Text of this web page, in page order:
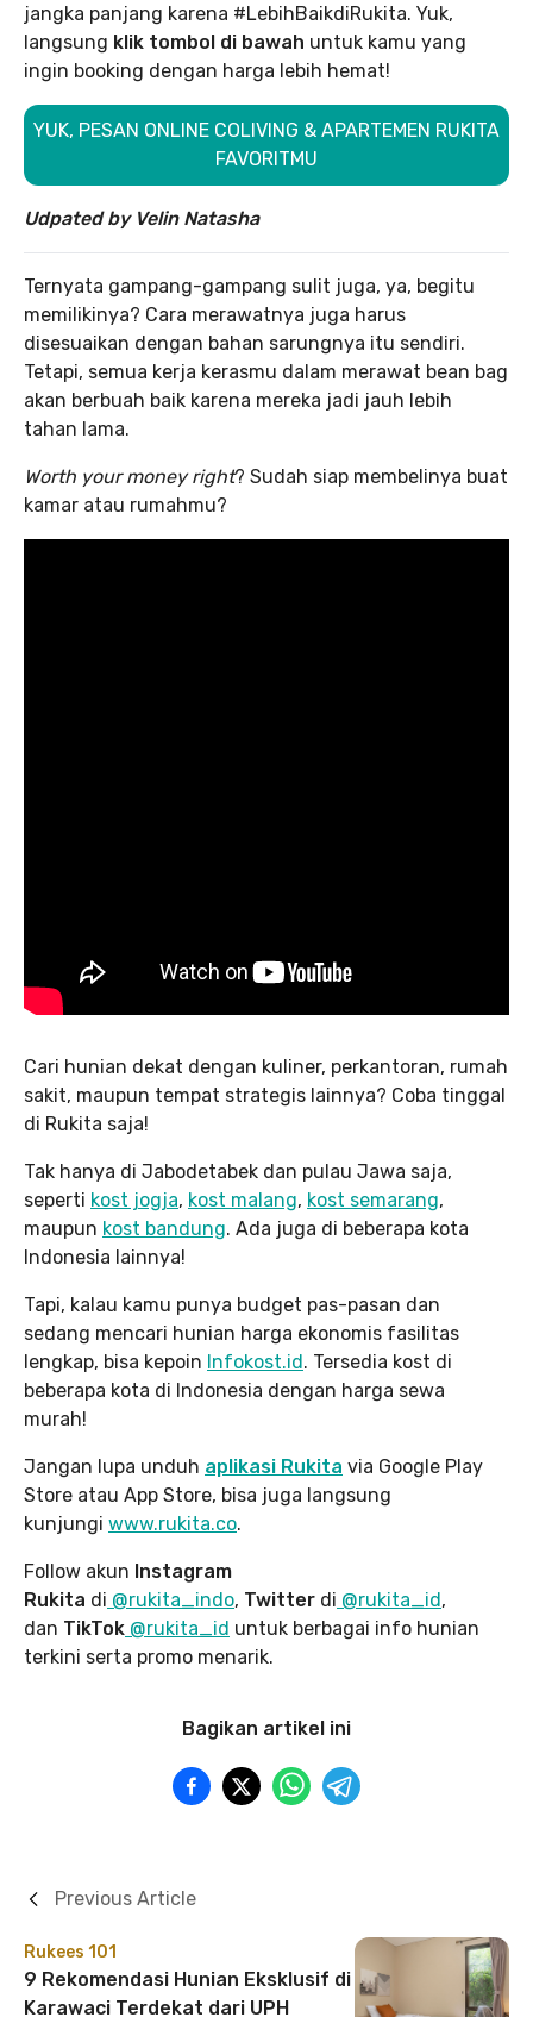
jangka panjang karena #LebihBaikdiRukita. Yuk,
langsung klik tombol di bawah untuk kamu yang
ingin booking dengan harga lebih hemat!
YUK, PESAN ONLINE COLIVING & APARTEMEN RUKITA
FAVORITMU
Udpated by Velin Natasha
Ternyata gampang-gampang sulit juga, ya, begitu
memilikinya? Cara merawatnya juga harus
disesuaikan dengan bahan sarungnya itu sendiri.
Tetapi, semua kerja kerasmu dalam merawat bean bag
akan berbuah baik karena mereka jadi jauh lebih
tahan lama.
Worth your money right? Sudah siap membelinya buat
kamar atau rumahmu?
Cari hunian dekat dengan kuliner, perkantoran, rumah
sakit, maupun tempat strategis lainnya? Coba tinggal
di Rukita saja!
Tak hanya di Jabodetabek dan pulau Jawa saja,
seperti kost jogja, kost malang, kost semarang,
maupun kost bandung. Ada juga di beberapa kota
Indonesia lainnya!
Tapi, kalau kamu punya budget pas-pasan dan
sedang mencari hunian harga ekonomis fasilitas
lengkap, bisa kepoin Infokost.id. Tersedia kost di
beberapa kota di Indonesia dengan harga sewa
murah!
Jangan lupa unduh aplikasi Rukita via Google Play
Store atau App Store, bisa juga langsung
kunjungi www.rukita.co.
Follow akun Instagram
Rukita di @rukita_indo, Twitter di @rukita_id,
dan TikTok @rukita_id untuk berbagai info hunian
terkini serta promo menarik.
Bagikan artikel ini
Rukees 101
9 Rekomendasi Hunian Eksklusif di
Karawaci Terdekat dari UPH
Previous Article